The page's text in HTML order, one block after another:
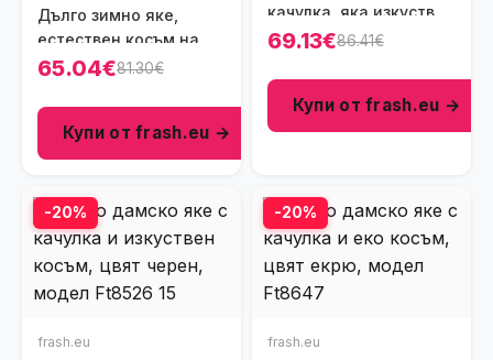
Дълго зимно яке,
естествен косъм на
качулката, цвят черен,
65.04€81.30€
Купи от frash.eu →
качулка, яка изкуствен
косъм, цвят черен,
69.13€86.41€
Купи от frash.eu →
-20%
frash.eu
-20%
frash.eu